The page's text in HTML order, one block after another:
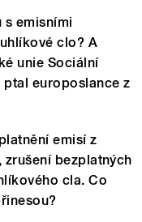
emisními
clo? A
unie Sociální
europoslance z
emisí z
bezplatných
cla. Co